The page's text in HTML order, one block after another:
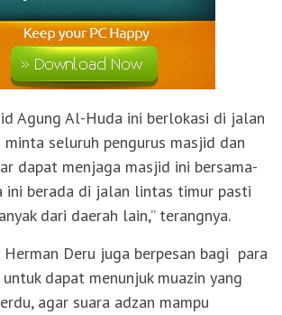
Agung Al-Huda ini berlokasi di jalan
minta seluruh pengurus masjid dan
dapat menjaga masjid ini bersama-
ini berada di jalan lintas timur pasti
dari daerah lain,” terangnya.
Herman Deru juga berpesan bagi para
dapat menunjuk muazin yang
agar suara adzan mampu